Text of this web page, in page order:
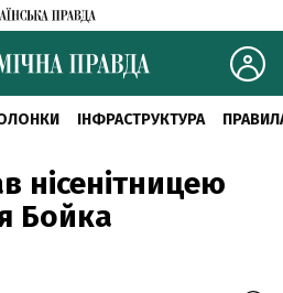
ІНФРАСТРУКТУРА
нісенітницею
Бойка